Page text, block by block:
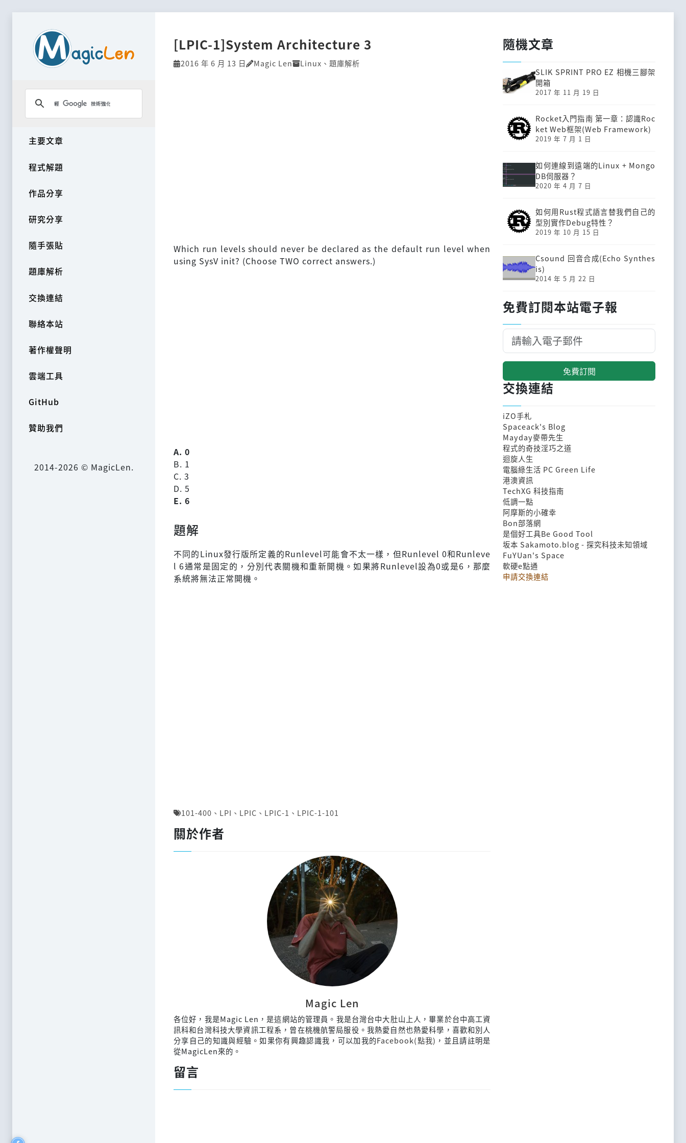
主要文章
程式解題
作品分享
研究分享
隨手張貼
題庫解析
交換連結
聯絡本站
著作權聲明
雲端工具
GitHub
贊助我們
2014-2026 © MagicLen.
[LPIC-1]System Architecture 3
2016 年 6 月 13 日 Magic Len Linux 、 題庫解析
Which run levels should never be declared as the default run level when
using SysV init? (Choose TWO correct answers.)
A. 0
B. 1
C. 3
D. 5
E. 6
題解
不同的Linux發行版所定義的Runlevel可能會不太一樣，但Runlevel 0和Runleve
l 6通常是固定的，分別代表關機和重新開機。如果將Runlevel設為0或是6，那麼
系統將無法正常開機。
101-400 、 LPI 、 LPIC 、 LPIC-1 、 LPIC-1-101
關於作者
Magic Len
各位好，我是Magic Len，是這網站的管理員。我是台灣台中大肚山上人，畢業於台中高工資
訊科和台灣科技大學資訊工程系，曾在桃機航警局服役。我熱愛自然也熱愛科學，喜歡和別人
分享自己的知識與經驗。如果你有興趣認識我，可以加我的Facebook(點我) ，並且請註明是
從MagicLen來的。
留言
隨機文章
SLIK SPRINT PRO EZ 相機三腳架
開箱
2017 年 11 月 19 日
Rocket入門指南 第一章：認識Roc
ket Web框架(Web Framework)
2019 年 7 月 1 日
如何連線到遠端的Linux + Mongo
DB伺服器？
2020 年 4 月 7 日
如何用Rust程式語言替我們自己的
型別實作Debug特性？
2019 年 10 月 15 日
Csound 回音合成(Echo Synthes
is)
2014 年 5 月 22 日
免費訂閱本站電子報
免費訂閱
交換連結
iZO手札
Spaceack's Blog
Mayday麥帶先生
程式的奇技淫巧之道
迴旋人生
電腦綠生活 PC Green Life
港澳資訊
TechXG 科技指南
低調一點
阿摩斯的小確幸
Bon部落網
是個好工具Be Good Tool
坂本 Sakamoto.blog - 探究科技未知領域
FuYUan's Space
軟硬e點通
申請交換連結